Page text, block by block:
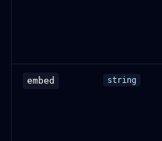
embed string